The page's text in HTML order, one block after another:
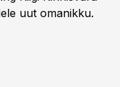
uut omanikku.